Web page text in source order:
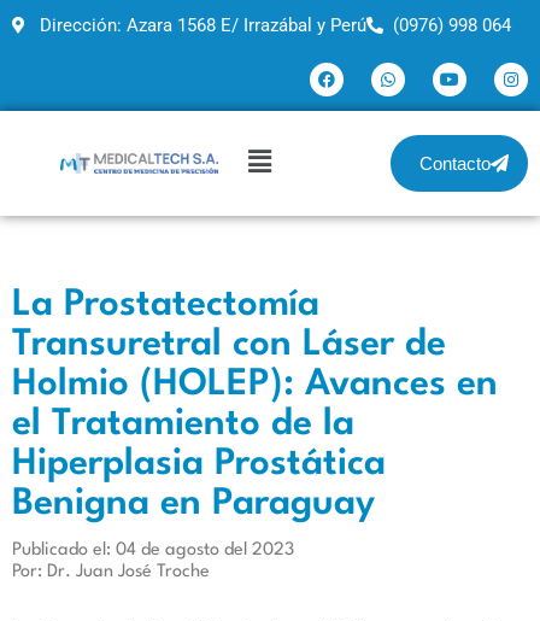
Dirección: Azara 1568 E/ Irrazábal y Perú (0976) 998 064
Contacto
La Prostatectomía
Transuretral con Láser de
Holmio (HOLEP): Avances en
el Tratamiento de la
Hiperplasia Prostática
Benigna en Paraguay
Publicado el: 04 de agosto del 2023
Por: Dr. Juan José Troche